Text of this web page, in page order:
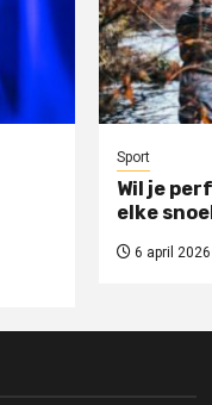
Sport
Wil je
elke
6 april 2026